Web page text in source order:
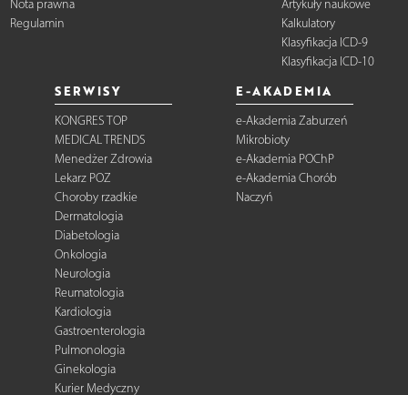
Nota prawna
Regulamin
Artykuły naukowe
Kalkulatory
Klasyfikacja ICD-9
Klasyfikacja ICD-10
SERWISY
KONGRES TOP
MEDICAL TRENDS
Menedżer Zdrowia
Lekarz POZ
Choroby rzadkie
Dermatologia
Diabetologia
Onkologia
Neurologia
Reumatologia
Kardiologia
Gastroenterologia
Pulmonologia
Ginekologia
Kurier Medyczny
E-AKADEMIA
e-Akademia Zaburzeń
Mikrobioty
e-Akademia POChP
e-Akademia Chorób
Naczyń